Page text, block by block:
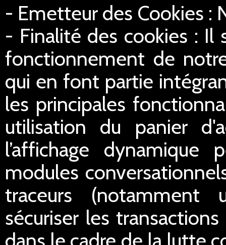
- Emetteur des Cookies :
- Finalité des cookies : Il
fonctionnement de
qui en font partie
les principales
utilisation du panier
l’affichage dynamique
modules
traceurs (notamment
sécuriser les